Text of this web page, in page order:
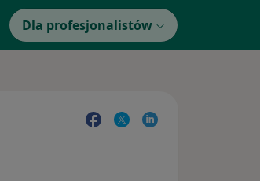
Dla profesjonalistów